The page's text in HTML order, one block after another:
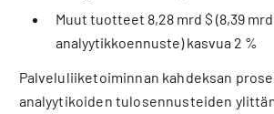
Muut tuotteet 8,28 mrd $ (8,39
analyytikkoennuste) kasvua 2 %
Palveluliiketoiminnan kahdeksan
analyytikoiden tulosennusteiden